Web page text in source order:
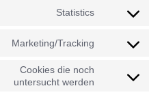
woocommerce
StatisticsConsent
Marketing/Tracking Consent
Cookies die noch
untersucht werden
Consent